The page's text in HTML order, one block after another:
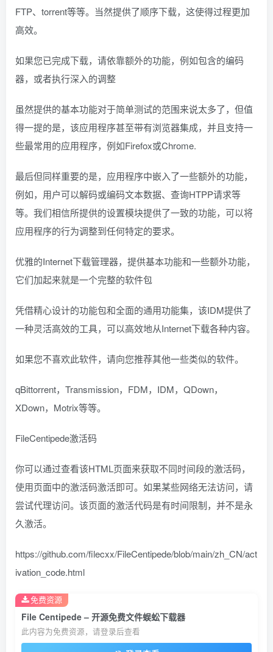
FTP、torrent等等。当然提供了顺序下载，这使得过程更加
高效。
如果您已完成下载，请依靠额外的功能，例如包含的编码
器，或者执行深入的调整
虽然提供的基本功能对于简单测试的范围来说太多了，但值
得一提的是，该应用程序甚至带有浏览器集成，并且支持一
些最常用的应用程序，例如Firefox或Chrome.
最后但同样重要的是，应用程序中嵌入了一些额外的功能，
例如，用户可以解码或编码文本数据、查询HTPP请求等
等。我们相信所提供的设置模块提供了一致的功能，可以将
应用程序的行为调整到任何特定的要求。
优雅的Internet下载管理器，提供基本功能和一些额外功能，
它们加起来就是一个完整的软件包
凭借精心设计的功能包和全面的通用功能集，该IDM提供了
一种灵活高效的工具，可以高效地从Internet下载各种内容。
如果您不喜欢此软件，请向您推荐其他一些类似的软件。
qBittorrent，Transmission，FDM，IDM，QDown，
XDown，Motrix等等。
FileCentipede激活码
你可以通过查看该HTML页面来获取不同时间段的激活码，
使用页面中的激活码激活即可。如果某些网络无法访问，请
尝试代理访问。该页面的激活代码是有时间限制，并不是永
久激活。
https://github.com/filecxx/FileCentipede/blob/main/zh_CN/act
ivation_code.html
File Centipede – 开源免费文件蜈蚣下载器
此内容为免费资源，请登录后查看
免费资源